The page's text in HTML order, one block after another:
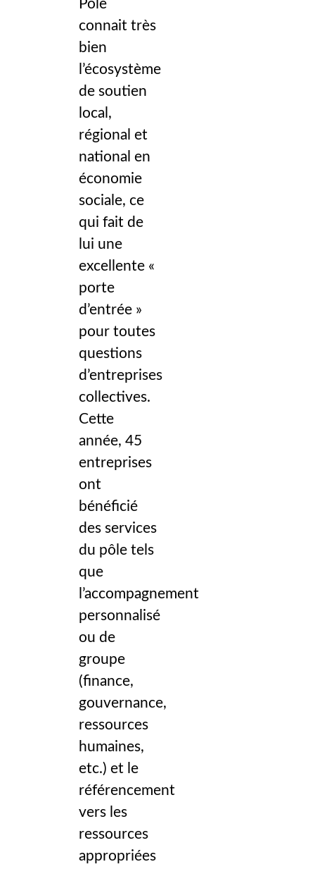
Pôle
connait très
bien
l’écosystème
de soutien
local,
régional et
national en
économie
sociale, ce
qui fait de
lui une
excellente «
porte
d’entrée »
pour toutes
questions
d’entreprises
collectives.
Cette
année, 45
entreprises
ont
bénéficié
des services
du pôle tels
que
l’accompagnement
personnalisé
ou de
groupe
(finance,
gouvernance,
ressources
humaines,
etc.) et le
référencement
vers les
ressources
appropriées